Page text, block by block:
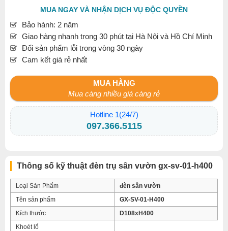
MUA NGAY VÀ NHẬN DỊCH VỤ ĐỘC QUYỀN
Bảo hành: 2 năm
Giao hàng nhanh trong 30 phút tại Hà Nội và Hồ Chí Minh
Đổi sản phẩm lỗi trong vòng 30 ngày
Cam kết giá rẻ nhất
MUA HÀNG
Mua càng nhiều giá càng rẻ
Hotline 1(24/7)
097.366.5115
Thông số kỹ thuật đèn trụ sân vườn gx-sv-01-h400
Loại Sản Phẩm
đèn sân vườn
Tên sản phẩm
GX-SV-01-H400
Kích thước
D108xH400
Khoét lổ